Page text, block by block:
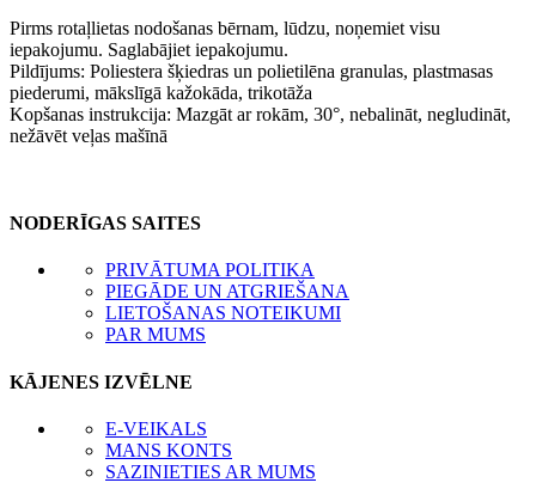
Pirms rotaļlietas nodošanas bērnam, lūdzu, noņemiet visu
iepakojumu. Saglabājiet iepakojumu.
Pildījums: Poliestera šķiedras un polietilēna granulas, plastmasas
piederumi, mākslīgā kažokāda, trikotāža
Kopšanas instrukcija: Mazgāt ar rokām, 30°, nebalināt, negludināt,
nežāvēt veļas mašīnā
NODERĪGAS SAITES
PRIVĀTUMA POLITIKA
PIEGĀDE UN ATGRIEŠANA
LIETOŠANAS NOTEIKUMI
PAR MUMS
KĀJENES IZVĒLNE
E-VEIKALS
MANS KONTS
SAZINIETIES AR MUMS